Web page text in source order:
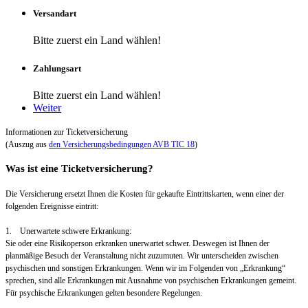
Versandart
Bitte zuerst ein Land wählen!
Zahlungsart
Bitte zuerst ein Land wählen!
Weiter
Informationen zur Ticketversicherung
(Auszug aus den Versicherungsbedingungen AVB TIC 18)
Was ist eine Ticketversicherung?
Die Versicherung ersetzt Ihnen die Kosten für gekaufte Eintrittskarten, wenn einer der
folgenden Ereignisse eintritt:
1. Unerwartete schwere Erkrankung:
Sie oder eine Risikoperson erkranken unerwartet schwer. Deswegen ist Ihnen der
planmäßige Besuch der Veranstaltung nicht zuzumuten. Wir unterscheiden zwischen
psychischen und sonstigen Erkrankungen. Wenn wir im Folgenden von „Erkrankung“
sprechen, sind alle Erkrankungen mit Ausnahme von psychischen Erkrankungen gemeint.
Für psychische Erkrankungen gelten besondere Regelungen.